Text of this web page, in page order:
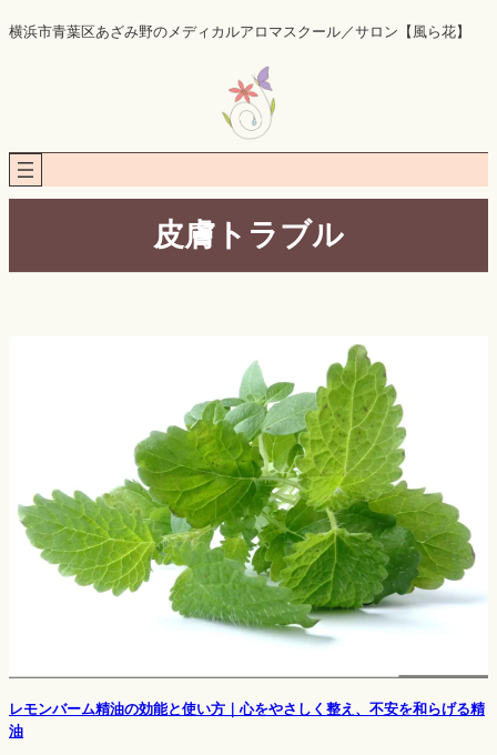
容
プ
横浜市青葉区あざみ野のメディカルアロマスクール／サロン【風ら花】
皮膚トラブル
レモンバーム精油の効能と使い方｜心をやさしく整え、不安を和らげる精
油